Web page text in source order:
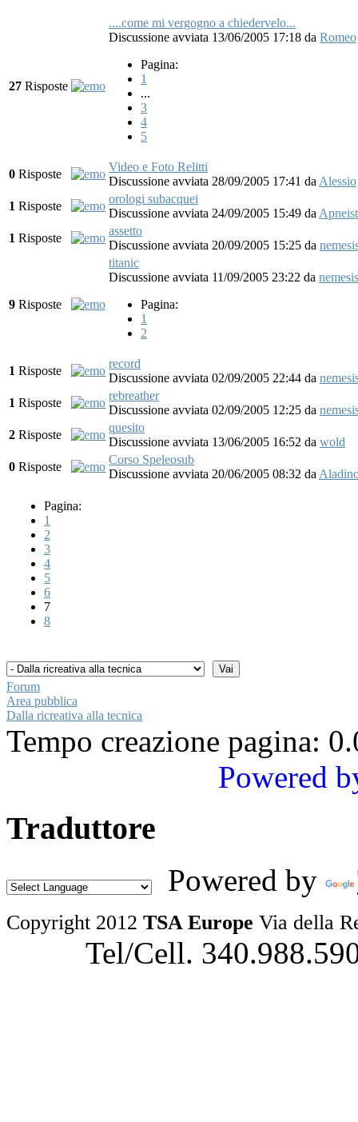
27 Risposte
....come mi vergogno a chiedervelo...
Discussione avviata 13/06/2005 17:18 da Romeo
Pagina:
1
...
3
4
5
0 Risposte
Video e Foto Relitti
Discussione avviata 28/09/2005 17:41 da Alessio
1 Risposte
orologi subacquei
Discussione avviata 24/09/2005 15:49 da Apneist
1 Risposte
assetto
Discussione avviata 20/09/2005 15:25 da
9 Risposte
titanic
Discussione avviata 11/09/2005 23:22 da nemesis
Pagina:
1
2
1 Risposte
record
Discussione avviata 02/09/2005 22:44 da
1 Risposte
rebreather
Discussione avviata 02/09/2005 12:25 da
2 Risposte
quesito
Discussione avviata 13/06/2005 16:52 da wold
0 Risposte
Corso Speleosub
Discussione avviata 20/06/2005 08:32 da
Pagina:
1
2
3
4
5
6
7
8
Forum
Area pubblica
Dalla ricreativa alla tecnica
Tempo creazione pagina:
Powered
Traduttore
Powered by
Copyright 2012 TSA Europe Via della
Tel/Cell.